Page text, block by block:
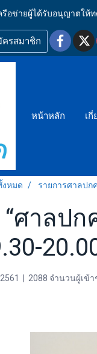
อข่ายผู้ได้รับอนุญาตให้
ครสมาชิก
หน้าหลัก เกี่
หมด รายการศาลป
“ศาลป
2088 จำนวนผู้เข้